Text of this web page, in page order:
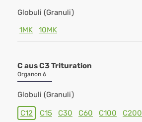
Globuli (Granuli)
1MK
10MK
C aus C3 Trituration
Organon 6
Globuli (Granuli)
C12 C15 C30 C60 C100 C200